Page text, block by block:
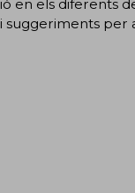
en els diferents
suggeriments